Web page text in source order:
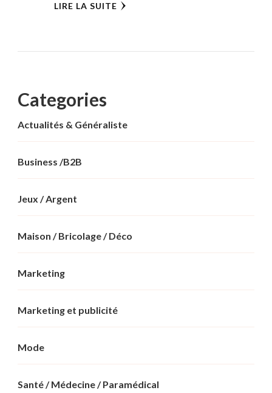
LIRE LA SUITE
Categories
Actualités & Généraliste
Business /B2B
Jeux / Argent
Maison / Bricolage / Déco
Marketing
Marketing et publicité
Mode
Santé / Médecine / Paramédical